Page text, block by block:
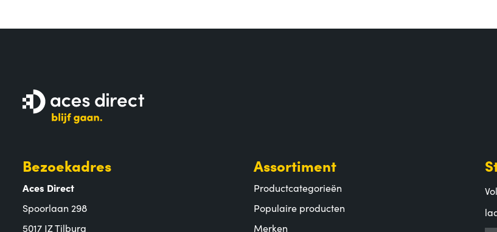
Bezoekadres
Aces Direct
Spoorlaan 298
5017 JZ Tilburg
Assortiment
Productcategorieën
Populaire producten
Merken